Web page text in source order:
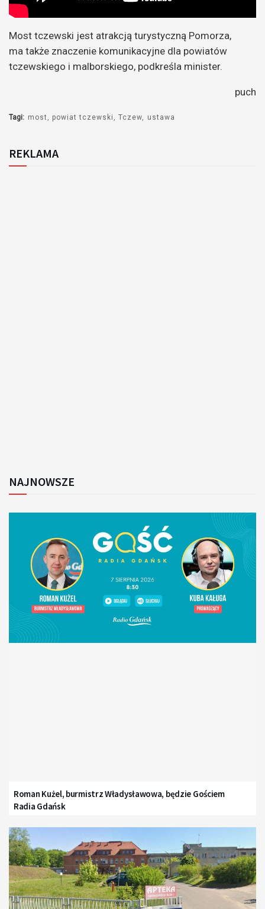
Most tczewski jest atrakcją turystyczną Pomorza,
ma także znaczenie komunikacyjne dla powiatów
tczewskiego i malborskiego, podkreśla minister.
puch
Tagi: most powiat tczewski Tczew ustawa
REKLAMA
NAJNOWSZE
Roman Kużel, burmistrz Władysławowa, będzie Gościem
Radia Gdańsk